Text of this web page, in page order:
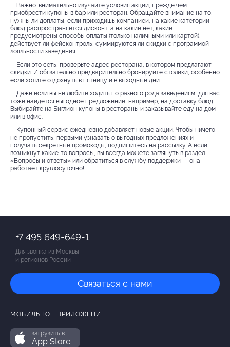
Важно: внимательно изучайте условия акции, прежде чем
приобрести купоны в бар или ресторан. Обращайте внимание на то,
нужны ли доплаты, если приходишь компанией, на какие категории
блюд распространяется дисконт, а на какие нет, какие
предусмотрены способы оплаты (только наличными или картой),
действует ли фейсконтроль, суммируются ли скидки с программой
лояльности заведения.
Если это сеть, проверьте адрес ресторана, в котором предлагают
скидки. И обязательно предварительно бронируйте столики, особенно
если хотите отдохнуть в пятницу и в выходные дни.
Даже если вы не любите ходить по разного рода заведениям, для вас
тоже найдется выгодное предложение, например, на доставку блюд.
Выбирайте на Биглион купоны в рестораны и заказывайте еду на дом
или в офис.
Купонный сервис ежедневно добавляет новые акции. Чтобы ничего
не пропустить, первыми узнавать о выгодных предложениях и
получать секретные промокоды, подпишитесь на рассылку. А если
возникнут какие-то вопросы, вы всегда можете заглянуть в раздел
«Вопросы и ответы» или обратиться в службу поддержки — она
работает круглосуточно!
+7 495 649-649-1
Для звонка из Москвы
и регионов России
Связаться с нами
МОБИЛЬНОЕ ПРИЛОЖЕНИЕ
загрузить в
App Store